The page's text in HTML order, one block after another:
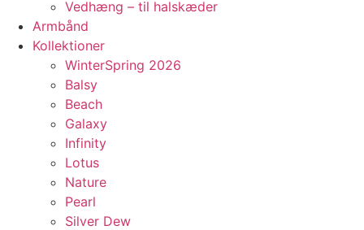
Vedhæng – til halskæder
Armbånd
Kollektioner
WinterSpring 2026
Balsy
Beach
Galaxy
Infinity
Lotus
Nature
Pearl
Silver Dew